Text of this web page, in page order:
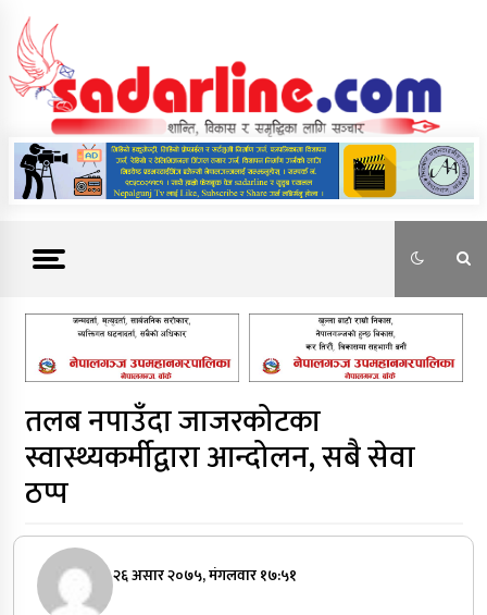
content
News For Nepal
तलब नपाउँदा जाजरकोटका
स्वास्थ्यकर्मीद्वारा आन्दोलन, सबै सेवा
ठप्प
२६ असार २०७५, मंगलवार १७:५१